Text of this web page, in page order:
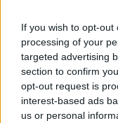
If you wish to opt-
processing of your
targeted advertising
section to confirm
opt-out request is
interest-based ads
us or personal